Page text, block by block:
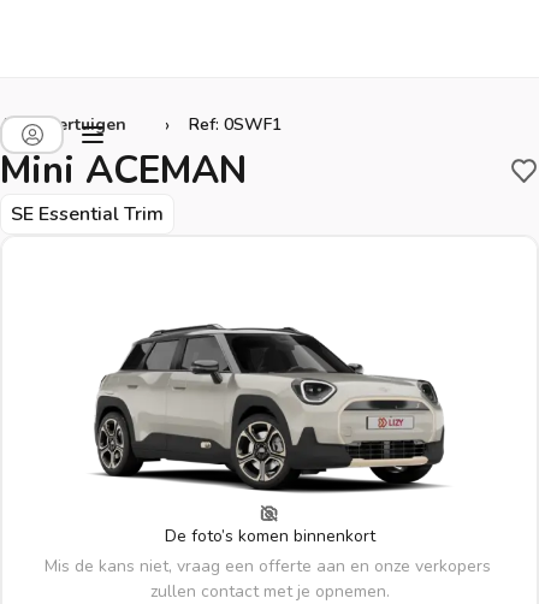
Alle voertuigen › Ref: 0SWF1
Mini ACEMAN
SE Essential Trim
De foto’s komen binnenkort
Mis de kans niet, vraag een offerte aan en onze verkopers
zullen contact met je opnemen.